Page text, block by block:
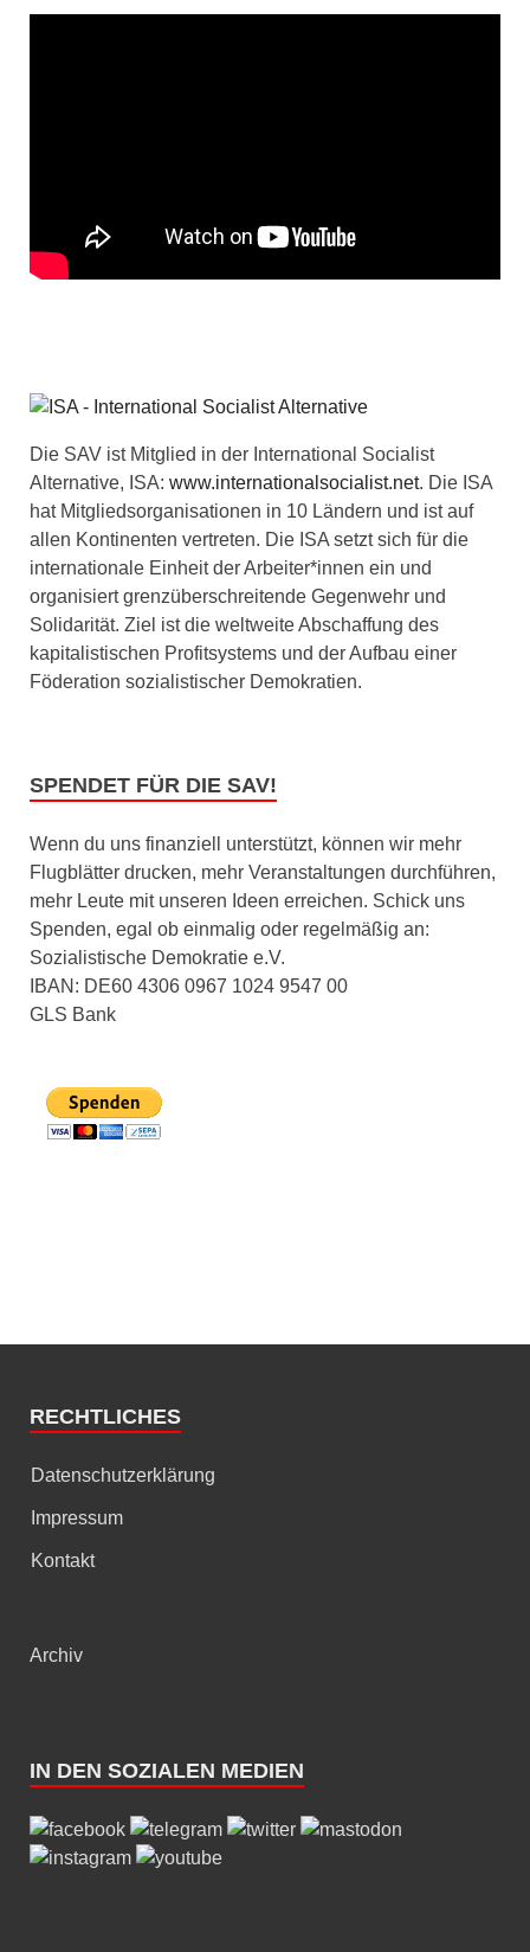
Die SAV ist Mitglied in der International Socialist
Alternative, ISA: www.internationalsocialist.net. Die ISA
hat Mitgliedsorganisationen in 10 Ländern und ist auf
allen Kontinenten vertreten. Die ISA setzt sich für die
internationale Einheit der Arbeiter*innen ein und
organisiert grenzüberschreitende Gegenwehr und
Solidarität. Ziel ist die weltweite Abschaffung des
kapitalistischen Profitsystems und der Aufbau einer
Föderation sozialistischer Demokratien.
SPENDET FÜR DIE SAV!
Wenn du uns finanziell unterstützt, können wir mehr
Flugblätter drucken, mehr Veranstaltungen durchführen,
mehr Leute mit unseren Ideen erreichen. Schick uns
Spenden, egal ob einmalig oder regelmäßig an:
Sozialistische Demokratie e.V.
IBAN: DE60 4306 0967 1024 9547 00
GLS Bank
RECHTLICHES
Datenschutzerklärung
Impressum
Kontakt
Archiv
IN DEN SOZIALEN MEDIEN